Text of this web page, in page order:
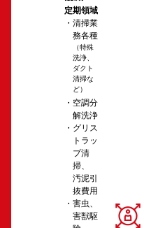
定期領域
清掃業
務各種
（特殊
洗浄、
ダクト
清掃な
ど）
空調分
解洗浄
グリス
トラッ
プ清
掃、
汚泥引
抜費用
害虫、
害獣駆